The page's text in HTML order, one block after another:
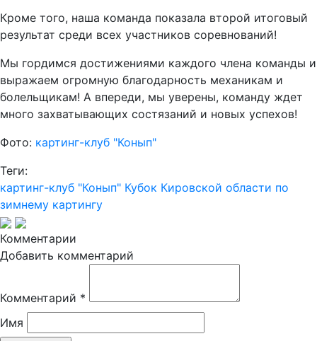
Кроме того, наша команда показала второй итоговый
результат среди всех участников соревнований!
Мы гордимся достижениями каждого члена команды и
выражаем огромную благодарность механикам и
болельщикам! А впереди, мы уверены, команду ждет
много захватывающих состязаний и новых успехов!
Фото: картинг-клуб "Конып"
Теги:
картинг-клуб "Конып" Кубок Кировской области по
зимнему картингу
Комментарии
Добавить комментарий
Комментарий *
Имя